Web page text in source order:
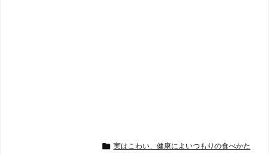
 実はこわい、健康によいつもりの食べかた